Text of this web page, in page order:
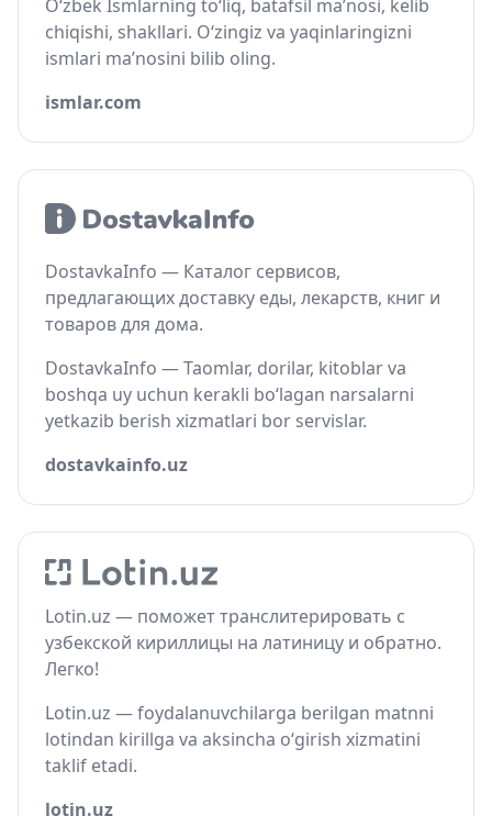
O‘zbek Ismlarning to‘liq, batafsil ma’nosi, kelib
chiqishi, shakllari. O‘zingiz va yaqinlaringizni
ismlari ma’nosini bilib oling.
ismlar.com
DostavkaInfo — Каталог сервисов,
предлагающих доставку еды, лекарств, книг и
товаров для дома.
DostavkaInfo — Taomlar, dorilar, kitoblar va
boshqa uy uchun kerakli bo‘lagan narsalarni
yetkazib berish xizmatlari bor servislar.
dostavkainfo.uz
Lotin.uz — поможет транслитерировать с
узбекской кириллицы на латиницу и обратно.
Легко!
Lotin.uz — foydalanuvchilarga berilgan matnni
lotindan kirillga va aksincha o‘girish xizmatini
taklif etadi.
lotin.uz